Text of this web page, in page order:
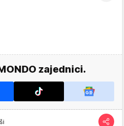
zajednici.